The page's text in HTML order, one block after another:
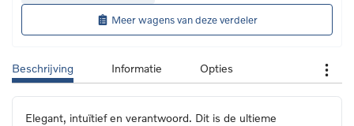
Meer wagens van deze verdeler
Beschrijving Informatie Opties
Elegant, intuïtief en verantwoord. Dit is de ultieme